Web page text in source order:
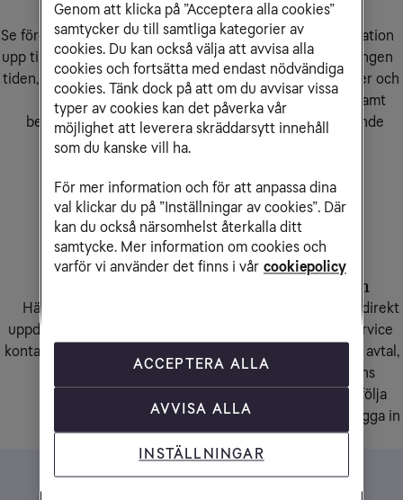
Fakturor
Se föreningens alla fakturor,
upp till 12 månader tillbaka i
tiden, med information som
betalstatus och
betalningsuppgifter.​
Avtal
Se detaljerad information
om vilka avtal föreningen
har, hur länge de gäller och
för vilka adresser, samt
eventuella kommande
Här hittar du och kan
uppdatera de adress- och
kontaktuppgifter Tele2 har
för föreningen.
n
Skicka meddelanden direkt
till Fastighetsägarservice
gällande fakturor och avtal,
och låt föreningens
styrelseledamöter följa
ärendet genom att logga in
med BankID.
Felanmälan
Genom att klicka på ”Acceptera alla cookies”
samtycker du till samtliga kategorier av
cookies. Du kan också välja att avvisa alla
cookies och fortsätta med endast nödvändiga
cookies. Tänk dock på att om du avvisar vissa
typer av cookies kan det påverka vår
möjlighet att leverera skräddarsytt innehåll
som du kanske vill ha.
För mer information och för att anpassa dina
val klickar du på ”Inställningar av cookies”. Där
kan du också närsomhelst återkalla ditt
samtycke. Mer information om cookies och
varför vi använder det finns i vår cookiepolicy
ACCEPTERA ALLA
AVVISA ALLA
INSTÄLLNINGAR